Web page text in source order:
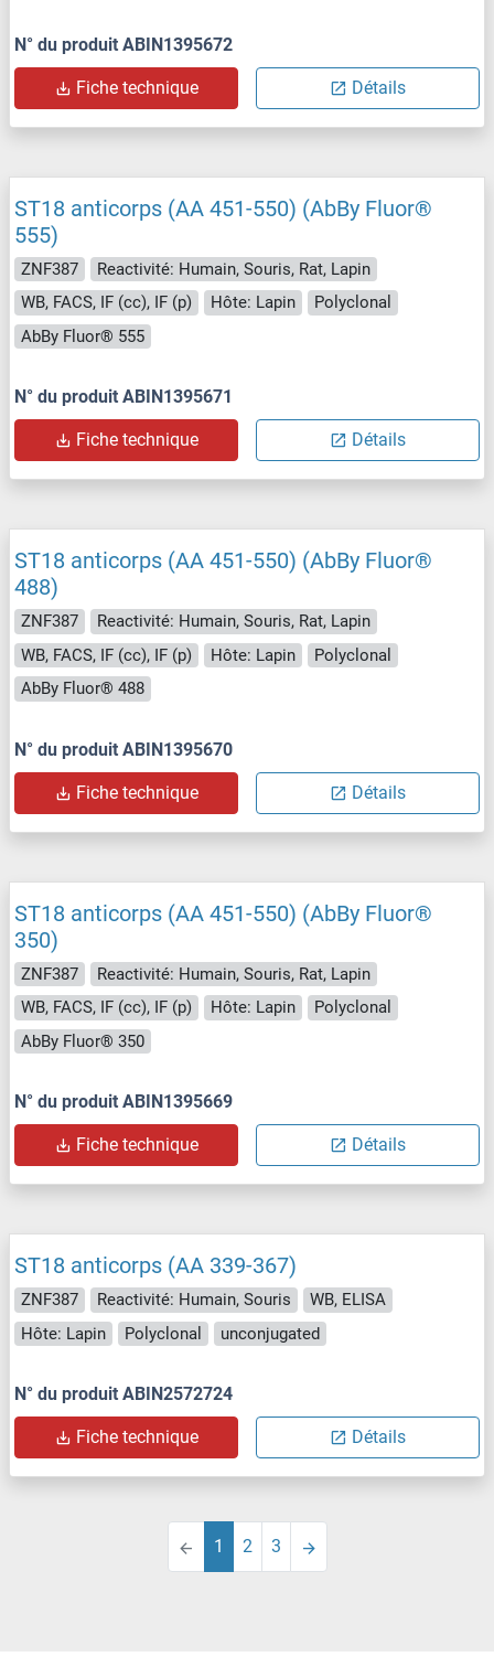
N° du produit ABIN1395672
Fiche technique Détails
ST18 anticorps (AA 451-550) (AbBy Fluor®
555)
ZNF387
Reactivité: Humain, Souris, Rat, Lapin
WB, FACS, IF (cc), IF (p)
Hôte: Lapin
Polyclonal
AbBy Fluor® 555
N° du produit ABIN1395671
Fiche technique Détails
ST18 anticorps (AA 451-550) (AbBy Fluor®
488)
ZNF387
Reactivité: Humain, Souris, Rat, Lapin
WB, FACS, IF (cc), IF (p)
Hôte: Lapin
Polyclonal
AbBy Fluor® 488
N° du produit ABIN1395670
Fiche technique Détails
ST18 anticorps (AA 451-550) (AbBy Fluor®
350)
ZNF387
Reactivité: Humain, Souris, Rat, Lapin
WB, FACS, IF (cc), IF (p)
Hôte: Lapin
Polyclonal
AbBy Fluor® 350
N° du produit ABIN1395669
Fiche technique Détails
ST18 anticorps (AA 339-367)
ZNF387 Reactivité: Humain, Souris
WB, ELISA
Hôte: Lapin
Polyclonal unconjugated
N° du produit ABIN2572724
Fiche technique Détails
1 2 3